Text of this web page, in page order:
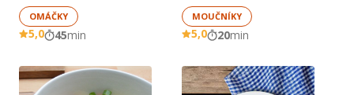
OMÁČKY
5,0 45min
MOUČNÍKY
5,0 20min